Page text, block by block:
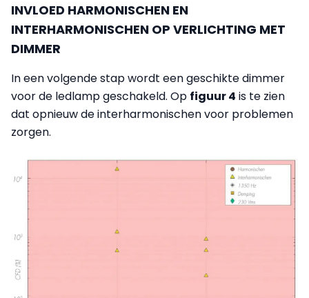
INVLOED HARMONISCHEN EN
INTERHARMONISCHEN OP VERLICHTING MET
DIMMER
In een volgende stap wordt een geschikte dimmer
voor de ledlamp geschakeld. Op figuur 4 is te zien
dat opnieuw de interharmonischen voor problemen
zorgen.